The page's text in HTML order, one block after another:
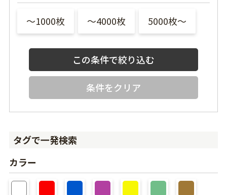
〜1000枚 〜4000枚 5000枚〜
条件をクリア
タグで一発検索
カラー